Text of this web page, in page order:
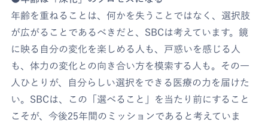
年齢を重ねることは、何かを失うことではなく、選択肢
が広がることであるべきだと、SBCは考えています。鏡
に映る自分の変化を楽しめる人も、戸惑いを感じる人
も、体力の変化との向き合い方を模索する人も。その一
人ひとりが、自分らしい選択をできる医療の力を届けた
い。SBCは、この「選べること」を当たり前にすること
こそが、今後25年間のミッションであると考えていま